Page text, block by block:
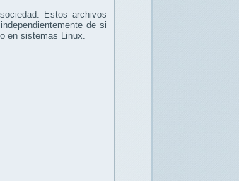
Estos archivos
de si
en sistemas Linux.